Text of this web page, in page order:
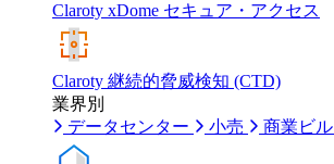
Claroty xDome セキュア・アクセス
Claroty 継続的脅威検知 (CTD)
業界別
データセンター
小売 商業ビル